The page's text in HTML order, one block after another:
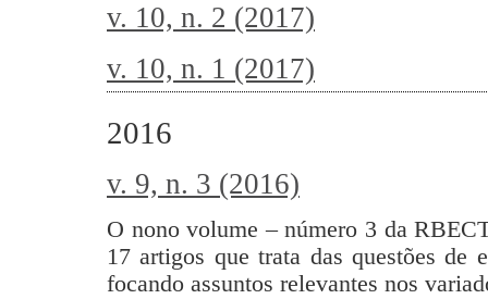
v. 10, n. 2 (2017)
v. 10, n. 1 (2017)
2016
v. 9, n. 3 (2016)
O nono volume – número 3 da
17 artigos que trata das questões de
focando assuntos relevantes nos